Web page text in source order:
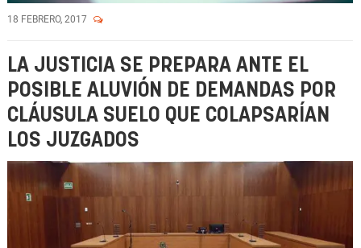
18 FEBRERO, 2017
LA JUSTICIA SE PREPARA ANTE EL
POSIBLE ALUVIÓN DE DEMANDAS POR
CLÁUSULA SUELO QUE COLAPSARÍAN
LOS JUZGADOS